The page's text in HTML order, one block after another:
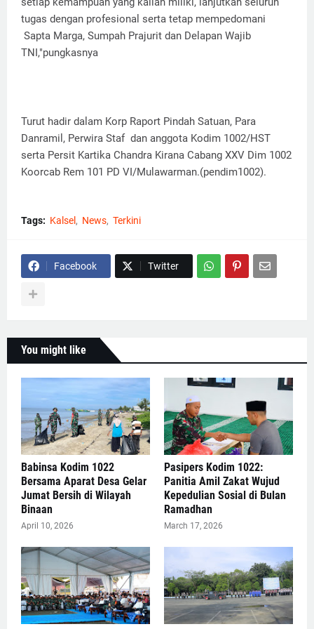
tugas dengan profesional serta tetap mempedomani
Sapta Marga, Sumpah Prajurit dan Delapan Wajib
TNI,"pungkasnya
Turut hadir dalam Korp Raport Pindah Satuan, Para
Danramil, Perwira Staf dan anggota Kodim 1002/HST
serta Persit Kartika Chandra Kirana Cabang XXV Dim 1002
Koorcab Rem 101 PD VI/Mulawarman.(pendim1002).
Tags: Kalsel News Terkini
Facebook Twitter
You might like
Babinsa Kodim 1022
Bersama Aparat Desa Gelar
Jumat Bersih di Wilayah
Binaan
April 10, 2026
Pasipers Kodim 1022:
Panitia Amil Zakat Wujud
Kepedulian Sosial di Bulan
Ramadhan
March 17, 2026